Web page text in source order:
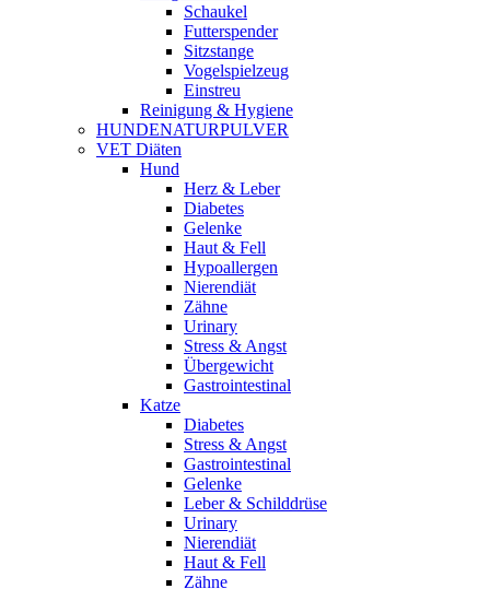
Schaukel
Futterspender
Sitzstange
Vogelspielzeug
Einstreu
Reinigung & Hygiene
HUNDENATURPULVER
VET Diäten
Hund
Herz & Leber
Diabetes
Gelenke
Haut & Fell
Hypoallergen
Nierendiät
Zähne
Urinary
Stress & Angst
Übergewicht
Gastrointestinal
Katze
Diabetes
Stress & Angst
Gastrointestinal
Gelenke
Leber & Schilddrüse
Urinary
Nierendiät
Haut & Fell
Zähne